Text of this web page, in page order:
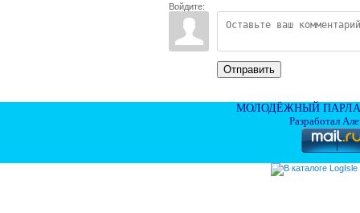
Войдите:
Отправить
МОЛОДЁЖНЫЙ
Разработал